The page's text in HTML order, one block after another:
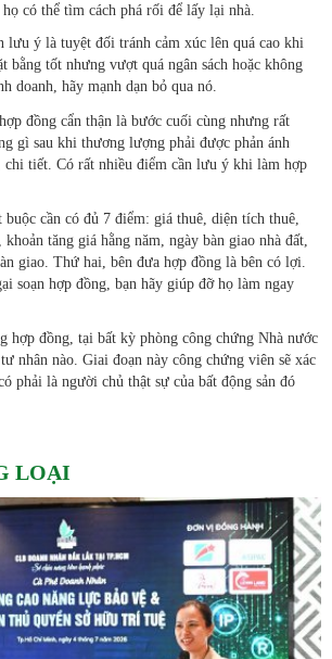
có thể tìm cách phá rối để lấy lại nhà.
lưu ý là tuyệt đối tránh cảm xúc lên quá cao khi
bằng tốt nhưng vượt quá ngân sách hoặc không
doanh, hãy mạnh dạn bỏ qua nó.
đồng cẩn thận là bước cuối cùng nhưng rất
gì sau khi thương lượng phải được phản ánh
chi tiết. Có rất nhiều điểm cần lưu ý khi làm hợp
cần có đủ 7 điểm: giá thuê, diện tích thuê,
tăng giá hằng năm, ngày bàn giao nhà đất,
giao. Thứ hai, bên đưa hợp đồng là bên có lợi.
soạn hợp đồng, bạn hãy giúp đỡ họ làm ngay
hợp đồng, tại bất kỳ phòng công chứng Nhà nước
nhân nào. Giai đoạn này công chứng viên sẽ xác
phải là người chủ thật sự của bất động sản đó
LOẠI